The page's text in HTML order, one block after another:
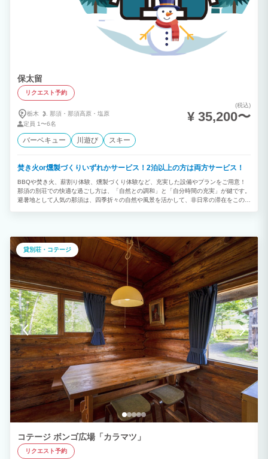
保太留
リクエスト予約
栃木 那須・ 那須高原・ 塩原
定員 1〜6名
(税込)
¥ 35,200〜
バーベキュー 川遊び スキー
焚き火or燻製づくりいずれかサービス！2泊以上の方は両方サービス！
BBQや焚き火、薪割り体験、燻製づくり体験など、充実した設備やプランをご用意！
那須の別荘での快適な過ごし方は、「自然との調和」と「自分時間の充実」が鍵です。
避暑地として人気の那須は、四季折々の自然や風景を活かして、非日常の滞在をこの地
相談ください。 ①アーリーチェックイン：1時間ごとに2,000円 ②レイトチェックア
ウト：1時間ごとに2,000円 ご相談承り対応をさせて頂きます。 【オプション】 ⚫︎焚
き火：5,500円 40cmの割った薪×5本 ⚫︎薪割り体験：5,500円 40cmの玉切り×2個 ⚫︎
燻製づくり体験：5,500円 ゆで卵、プロセスチーズ、豚バラ肉、かまぼこ等 ※燻製時
間3時間以内 ⚫︎バーベキューグリル(炭・着火剤付)：6,000円 ※食材別 ※食材をご希望
の場合は、チェックイン日の前々日までにお申し付けください。 お客様に代わってオ
ーナーが購入してまいります。代金は現地にてご精算いただきます。 ⚫︎送迎プラン 東
北新幹線 那須塩原駅の往復。最大人数6名様迄 ⚫︎観光プラン 観光施設周遊プラン 5時
間コース オプションは事前予約となり、予約リクエスト時にお尋ねください。 【そ
の他】 暖房器具：エアコン(無料)・石油ファンヒーター2台、薪ストーブ - 石油ファン
ヒーター：1泊2台で2,200円 - 薪ストーブ：1泊5,500円 ※お世話がかり付き(オーナー
が火の付け方などサポートいたします) →上記の暖房代(冬季のみ)は宿泊費用に含まれ
ておりません。 正確な料金は事前にお問い合わせいただければお見積りをお出しいた
しますので、お気軽にお問い合わせください。
貸別荘・コテージ
コテージ ボンゴ広場「カラマツ」
リクエスト予約